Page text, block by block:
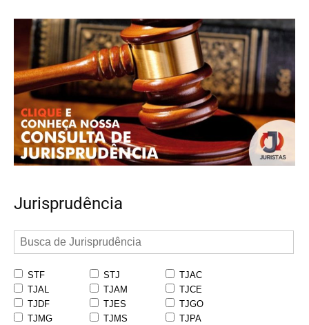
Jurisprudência
STF STJ
TJAC
TJAL
TJAM
TJCE
TJDF
TJES
TJGO
TJMG
TJMS
TJPA